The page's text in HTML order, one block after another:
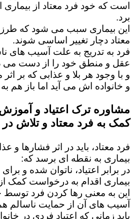
است که خود فرد معتاد از
برد.
این بیماری سبب می شود که طرز
معتاد دچار تغییر اساسی شوند.
فرد به تدریج به علت آسیب های
عقل و منطق خود را از دست می
و با وجود هر بلا و عذابی که بر
و خانواده اش می آید اما باز هم
مشاوره ترک اعتیاد و آموزش
کمک به فرد معتاد و تلاش
فرد معتاد، باید در اثر فشارها و
بیماری به نقطه ای برسد که:
در برابر اعتیاد، ناتوان شده و
بیماری اقدام به درخواست کمک
این به معنی رها کردن فرد توسط
آسیب های آن از حمایت ناسالم
باید زمانی که اعتیاد فردی در